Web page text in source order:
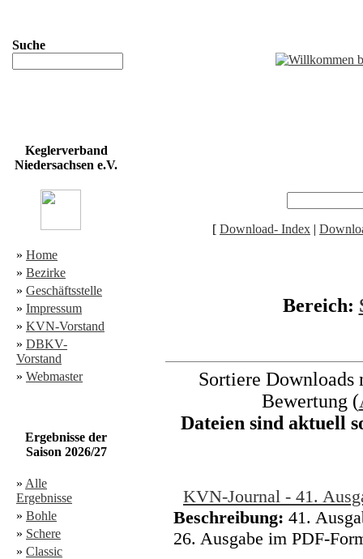
Suche
Keglerverband
Niedersachsen e.V.
» Home
» Bezirke
» Geschäftsstelle
» Impressum
» KVN-Vorstand
» DBKV-
Vorstand
» Webmaster
Ergebnisse der
Saison 2026/27
» Alle
Ergebnisse
» Bohle
» Schere
» Classic
[ Download- Index |
Bereich:
Sortiere Downloads
Bewertung (
Dateien sind aktuell
KVN-Journal - 41.
Beschreibung: 41.
26. Ausgabe im PDF-